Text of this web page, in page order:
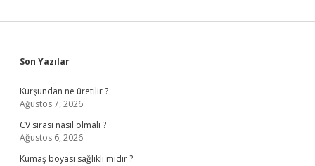
Sidebar
Son Yazılar
Kurşundan ne üretilir ?
Ağustos 7, 2026
CV sırası nasıl olmalı ?
Ağustos 6, 2026
Kumaş boyası sağlıklı mıdır ?